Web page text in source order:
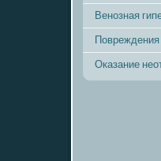
Венозная
Оказание